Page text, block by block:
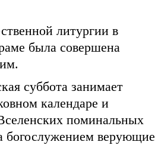
литургии в
была совершена
суббота занимает
календаре и
поминальных
богослужением верующие